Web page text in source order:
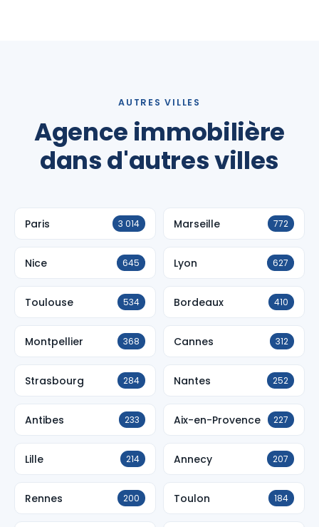
AUTRES VILLES
Agence immobilière
dans d'autres villes
Paris 3 014 Marseille 772
Nice 645 Lyon 627
Toulouse 534 Bordeaux 410
Montpellier 368 Cannes 312
Strasbourg 284 Nantes 252
Antibes 233 Aix-en-Provence 227
Lille 214 Annecy 207
Rennes 200 Toulon 184